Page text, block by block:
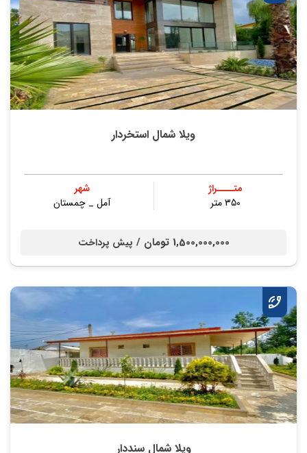
ویلا شمال استخردار
متــــراژ
350 متر
شهر
آمل _ چمستان
1,500,000,000 تومان / پیش پرداخت
ویلا شمال سنددار